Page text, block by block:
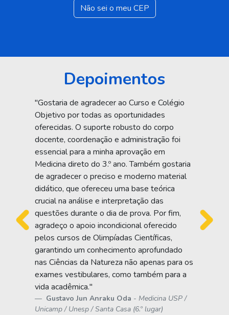
Não sei o meu CEP
Depoimentos
"Gostaria de agradecer ao Curso e Colégio
Objetivo por todas as oportunidades
oferecidas. O suporte robusto do corpo
docente, coordenação e administração foi
essencial para a minha aprovação em
Medicina direto do 3.º ano. Também gostaria
de agradecer o preciso e moderno material
didático, que ofereceu uma base teórica
crucial na análise e interpretação das
questões durante o dia de prova. Por fim,
agradeço o apoio incondicional oferecido
pelos cursos de Olimpíadas Científicas,
garantindo um conhecimento aprofundado
nas Ciências da Natureza não apenas para os
exames vestibulares, como também para a
vida acadêmica."
Gustavo Jun Anraku Oda - Medicina USP /
Unicamp / Unesp / Santa Casa (6.º lugar)
Anterior